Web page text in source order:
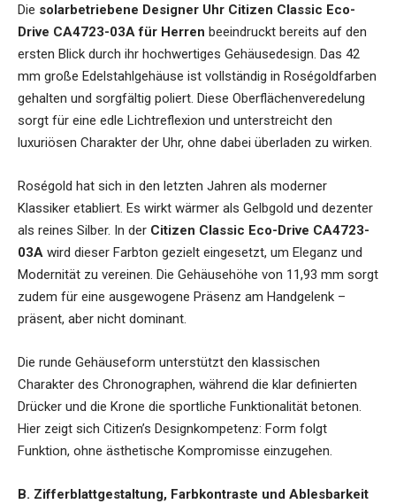
Die solarbetriebene Designer Uhr Citizen Classic Eco-
Drive CA4723-03A für Herren beeindruckt bereits auf den
ersten Blick durch ihr hochwertiges Gehäusedesign. Das 42
mm große Edelstahlgehäuse ist vollständig in Roségoldfarben
gehalten und sorgfältig poliert. Diese Oberflächenveredelung
sorgt für eine edle Lichtreflexion und unterstreicht den
luxuriösen Charakter der Uhr, ohne dabei überladen zu wirken.
Roségold hat sich in den letzten Jahren als moderner
Klassiker etabliert. Es wirkt wärmer als Gelbgold und dezenter
als reines Silber. In der Citizen Classic Eco-Drive CA4723-
03A wird dieser Farbton gezielt eingesetzt, um Eleganz und
Modernität zu vereinen. Die Gehäusehöhe von 11,93 mm sorgt
zudem für eine ausgewogene Präsenz am Handgelenk –
präsent, aber nicht dominant.
Die runde Gehäuseform unterstützt den klassischen
Charakter des Chronographen, während die klar definierten
Drücker und die Krone die sportliche Funktionalität betonen.
Hier zeigt sich Citizen’s Designkompetenz: Form folgt
Funktion, ohne ästhetische Kompromisse einzugehen.
B. Zifferblattgestaltung, Farbkontraste und Ablesbarkeit